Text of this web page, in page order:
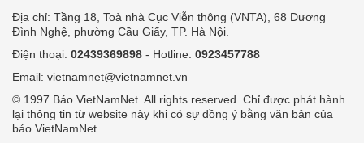
Địa chỉ: Tầng 18, Toà nhà Cục Viễn thông (VNTA), 68 Dương
Đình Nghệ, phường Cầu Giấy, TP. Hà Nội.
Điện thoại: 02439369898 - Hotline: 0923457788
Email: vietnamnet@vietnamnet.vn
© 1997 Báo VietNamNet. All rights reserved. Chỉ được phát hành
lại thông tin từ website này khi có sự đồng ý bằng văn bản của
báo VietNamNet.